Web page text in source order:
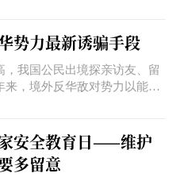
势力最新诱骗手段
我国公民出境探亲访友、留
，境外反华敌对势力以能够
安全教育日——维护
多留意